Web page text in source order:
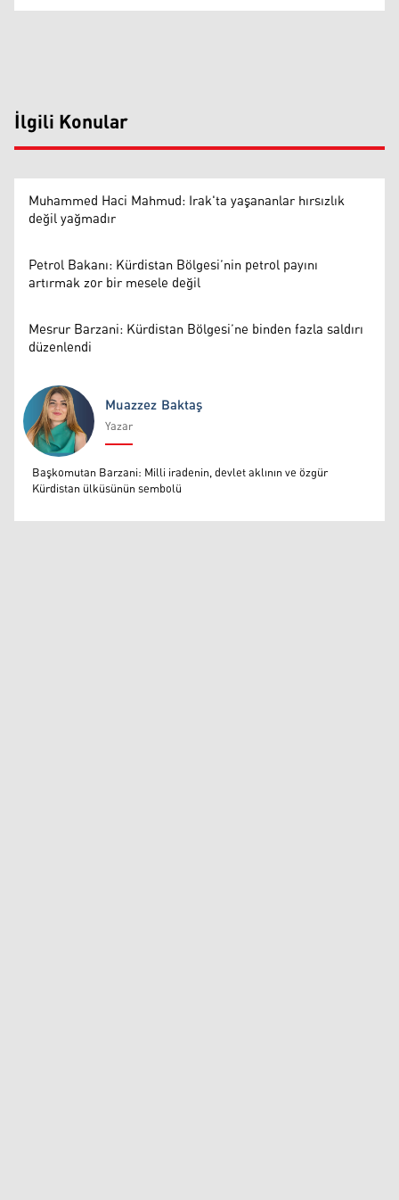
İlgili Konular
Muhammed Haci Mahmud: Irak'ta yaşananlar hırsızlık
değil yağmadır
Petrol Bakanı: Kürdistan Bölgesi’nin petrol payını
artırmak zor bir mesele değil
Mesrur Barzani: Kürdistan Bölgesi’ne binden fazla saldırı
düzenlendi
Muazzez Baktaş
Muazzez Baktaş
Yazar
Başkomutan Barzani: Milli iradenin, devlet aklının ve özgür
Kürdistan ülküsünün sembolü